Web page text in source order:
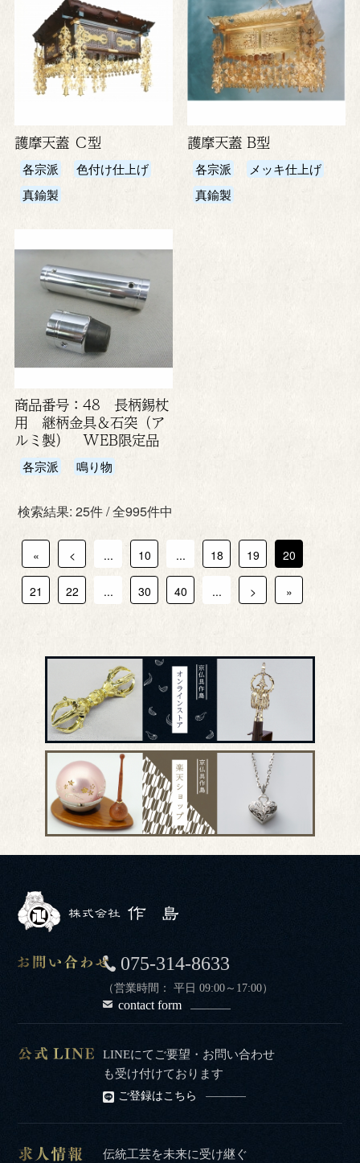
護摩天蓋 Ｃ型
各宗派
色付け仕上げ
真鍮製
護摩天蓋 B型
各宗派
メッキ仕上げ
真鍮製
商品番号：48 長柄錫杖
用 継柄金具＆石突（ア
ルミ製） WEB限定品
各宗派 鳴り物
検索結果: 25件 / 全995件中
« < ... 10 ... 18 19 20
21 22 ... 30 40 ... > »
075-314-8633
（営業時間： 平日 09:00～17:00）
contact form
LINEにてご要望・お問い合わせ
も受け付けております
ご登録はこちら
伝統工芸を未来に受け継ぐ